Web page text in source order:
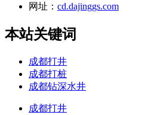
网址： cd.dajinggs.com
本站关键词
成都打井
成都打桩
成都钻深水井
成都打井